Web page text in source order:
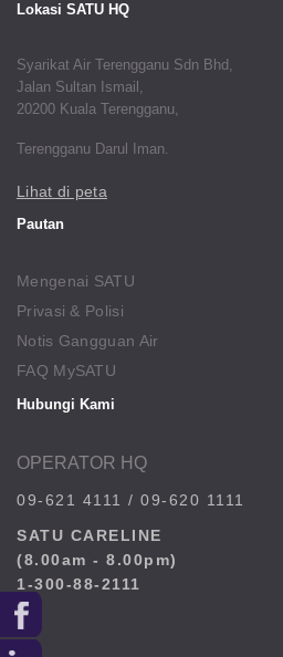
Lokasi SATU HQ
Syarikat Air Terengganu Sdn Bhd,
Jalan Sultan Ismail,
20200 Kuala Terengganu,
Terengganu Darul Iman.
Lihat di peta
Pautan
Mengenai SATU
Privasi & Polisi
Notis Gangguan Air
FAQ MySATU
Hubungi Kami
OPERATOR HQ
09-621 4111 / 09-620 1111
SATU CARELINE
(8.00am - 8.00pm)
1-300-88-2111